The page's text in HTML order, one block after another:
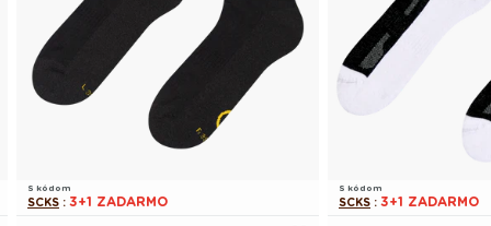
S kódom
SCKS: 3+1 ZADARMO
S kódom
SCKS: 3+1 ZADARMO